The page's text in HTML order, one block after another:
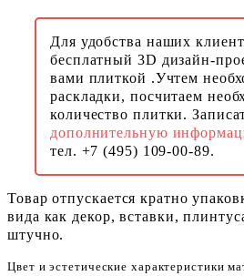
Для удобства наших
бесплатный 3D дизайн-
вами плиткой .Учтем
раскладки, посчитаем
количество плитки.
дополнительную
тел. +7 (495) 109-00-89.
Товар отпускается кратно
вида как декор, вставки,
штучно.
Цвет и эстетические характеристики